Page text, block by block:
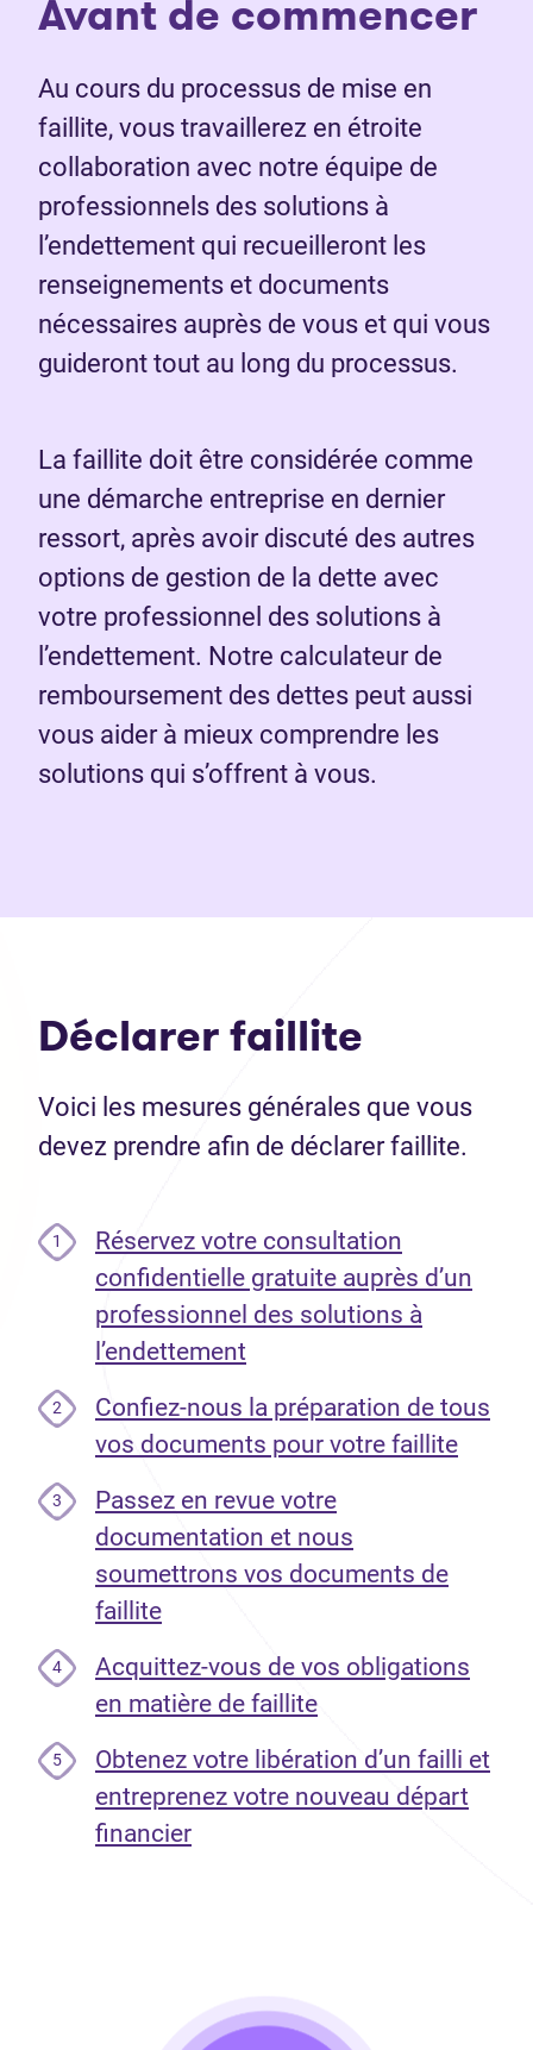
Avant de commencer
Au cours du processus de mise en
faillite, vous travaillerez en étroite
collaboration avec notre équipe de
professionnels des solutions à
l’endettement qui recueilleront les
renseignements et documents
nécessaires auprès de vous et qui vous
guideront tout au long du processus.
La faillite doit être considérée comme
une démarche entreprise en dernier
ressort, après avoir discuté des autres
options de gestion de la dette avec
votre professionnel des solutions à
l’endettement. Notre calculateur de
remboursement des dettes peut aussi
vous aider à mieux comprendre les
solutions qui s’offrent à vous.
Déclarer faillite
Voici les mesures générales que vous
devez prendre afin de déclarer faillite.
1
Réservez votre consultation
confidentielle gratuite auprès d’un
professionnel des solutions à
l’endettement
2
Confiez-nous la préparation de tous
vos documents pour votre faillite
3
Passez en revue votre
documentation et nous
soumettrons vos documents de
faillite
4
Acquittez-vous de vos obligations
en matière de faillite
5
Obtenez votre libération d’un failli et
entreprenez votre nouveau départ
financier